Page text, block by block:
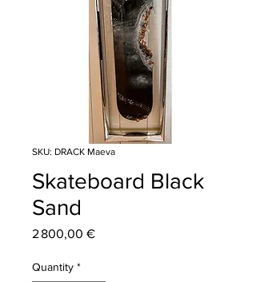
SKU: DRACK Maeva
Skateboard Black
Sand
2 800,00 €Price
Quantity *